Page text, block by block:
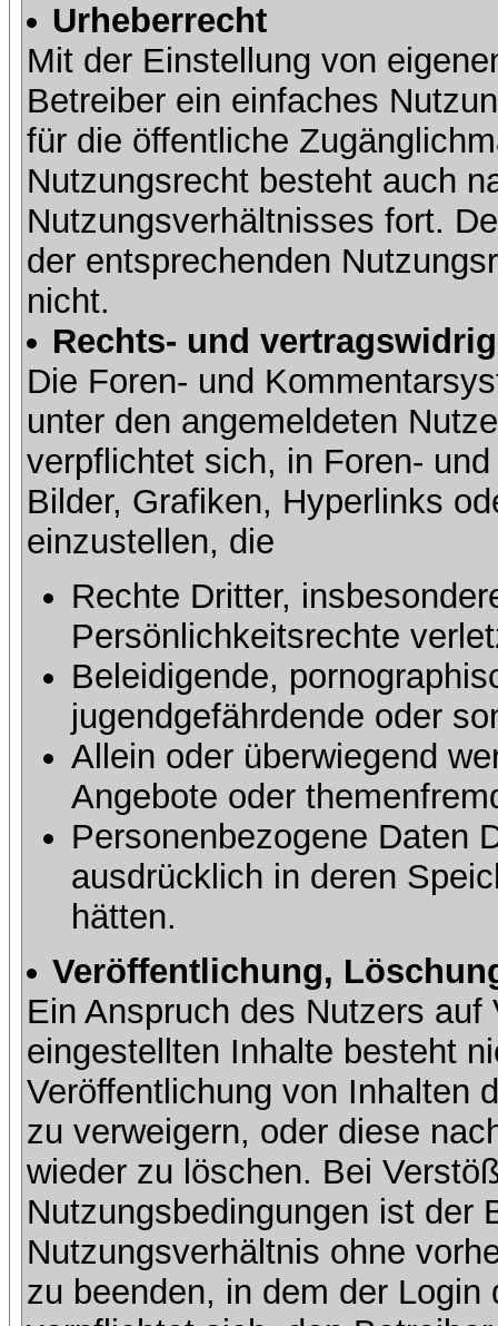
Urheberrecht
Mit der Einstellung von
Betreiber ein einfaches
für die öffentliche
Nutzungsrecht besteht auch
Nutzungsverhältnisses fort.
der entsprechenden
nicht.
Rechts- und
Die Foren- und
unter den angemeldeten
verpflichtet sich, in Foren-
Bilder, Grafiken, Hyperlinks
einzustellen, die
Rechte Dritter,
Persönlichkeitsrechte
Beleidigende,
jugendgefährdende oder
Allein oder überwiegend
Angebote oder
Personenbezogene Daten
ausdrücklich in deren
hätten.
Veröffentlichung,
Ein Anspruch des Nutzers
eingestellten Inhalte besteht
Veröffentlichung von Inhalten
zu verweigern, oder diese
wieder zu löschen. Bei
Nutzungsbedingungen ist der
Nutzungsverhältnis ohne
zu beenden, in dem der